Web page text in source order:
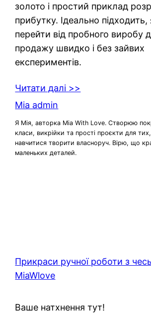
золото і простий приклад
прибутку. Ідеально
перейти від пробного виробу
продажу швидко і без зайвих
експериментів.
Читати далі >>
Mia admin
Я Мія, авторка Mia With Love. Створюю
класи, викрійки та прості проєкти для
навчитися творити власноруч. Вірю, що
маленьких деталей.
Прикраси ручної роботи з
MiaWlove
Ваше натхнення тут!